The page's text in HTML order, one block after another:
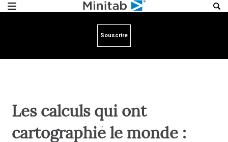
Souscrire
Les calculs qui ont
cartographié le monde :